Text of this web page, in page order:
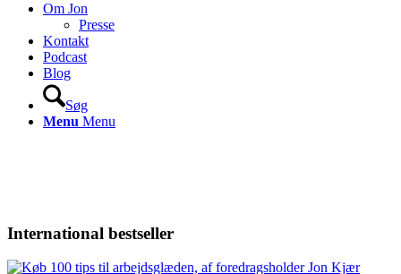
Om Jon
Presse
Kontakt
Podcast
Blog
Søg
Menu Menu
International bestseller